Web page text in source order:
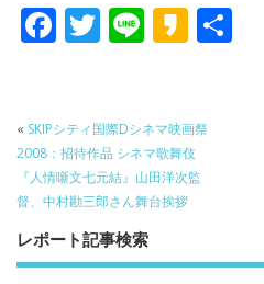
F
b
o
o
k
T
er
Li K
a
o
« SKIPシティ国際Dシネマ映画祭
2008：招待作品 シネマ歌舞伎
『人情噺文七元結』山田洋次監
督、中村勘三郎さん舞台挨拶
レポート記事検索